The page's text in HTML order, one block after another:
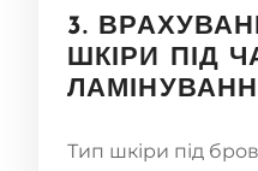
3.
ШКІРИ ПІД
Тип шкіри під